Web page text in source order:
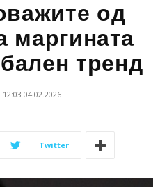
од
маргината
тренд
12:03 04.02.2026
Twitter